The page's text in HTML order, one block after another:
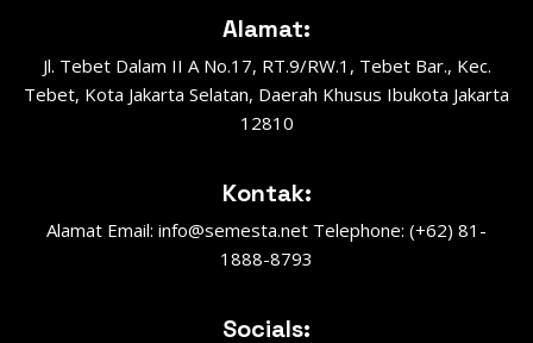
Alamat:
Jl. Tebet Dalam II A No.17, RT.9/RW.1, Tebet Bar., Kec.
Tebet, Kota Jakarta Selatan, Daerah Khusus Ibukota Jakarta
12810
Kontak:
Alamat Email: info@semesta.net Telephone: (+62) 81-
1888-8793
Socials: